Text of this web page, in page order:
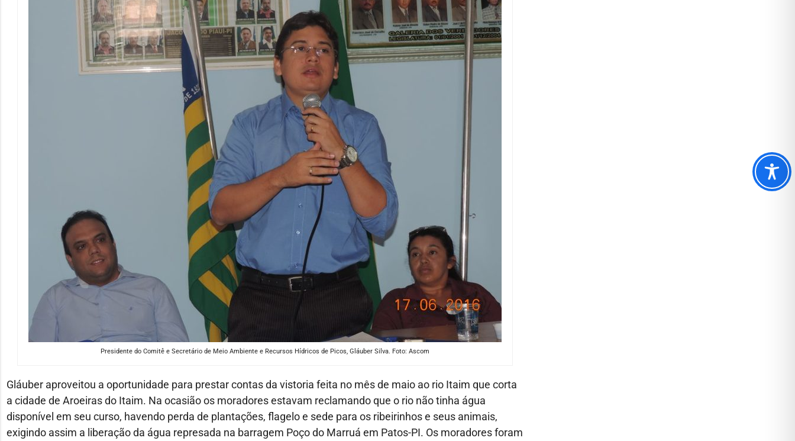
Presidente do Comitê e Secretário de Meio Ambiente e Recursos Hídricos de Picos, Gláuber Silva. Foto: Ascom
Gláuber aproveitou a oportunidade para prestar contas da vistoria feita no mês de maio ao rio Itaim que corta
a cidade de Aroeiras do Itaim. Na ocasião os moradores estavam reclamando que o rio não tinha água
disponível em seu curso, havendo perda de plantações, flagelo e sede para os ribeirinhos e seus animais,
exigindo assim a liberação da água represada na barragem Poço do Marruá em Patos-PI. Os moradores foram